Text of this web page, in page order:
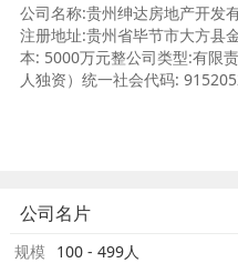
公司名称:贵州绅达房地产开发
注册地址:贵州省毕节市大方县
本: 5000万元整公司类型:有限
人独资）统一社会代码:
公司名片
规模
100 - 499人